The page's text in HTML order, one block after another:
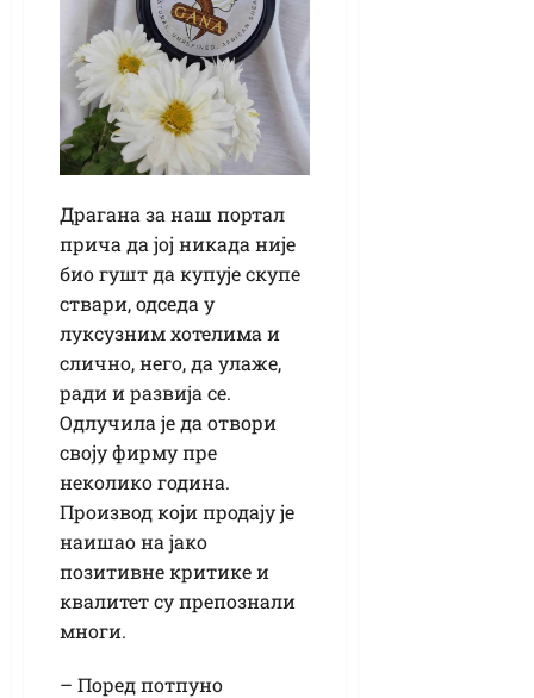
Драгана за наш портал
прича да јој никада није
био гушт да купује скупе
ствари, одседа у
луксузним хотелима и
слично, него, да улаже,
ради и развија се.
Одлучила је да отвори
своју фирму пре
неколико година.
Производ који продају је
наишао на јако
позитивне критике и
квалитет су препознали
многи.
– Поред потпуно